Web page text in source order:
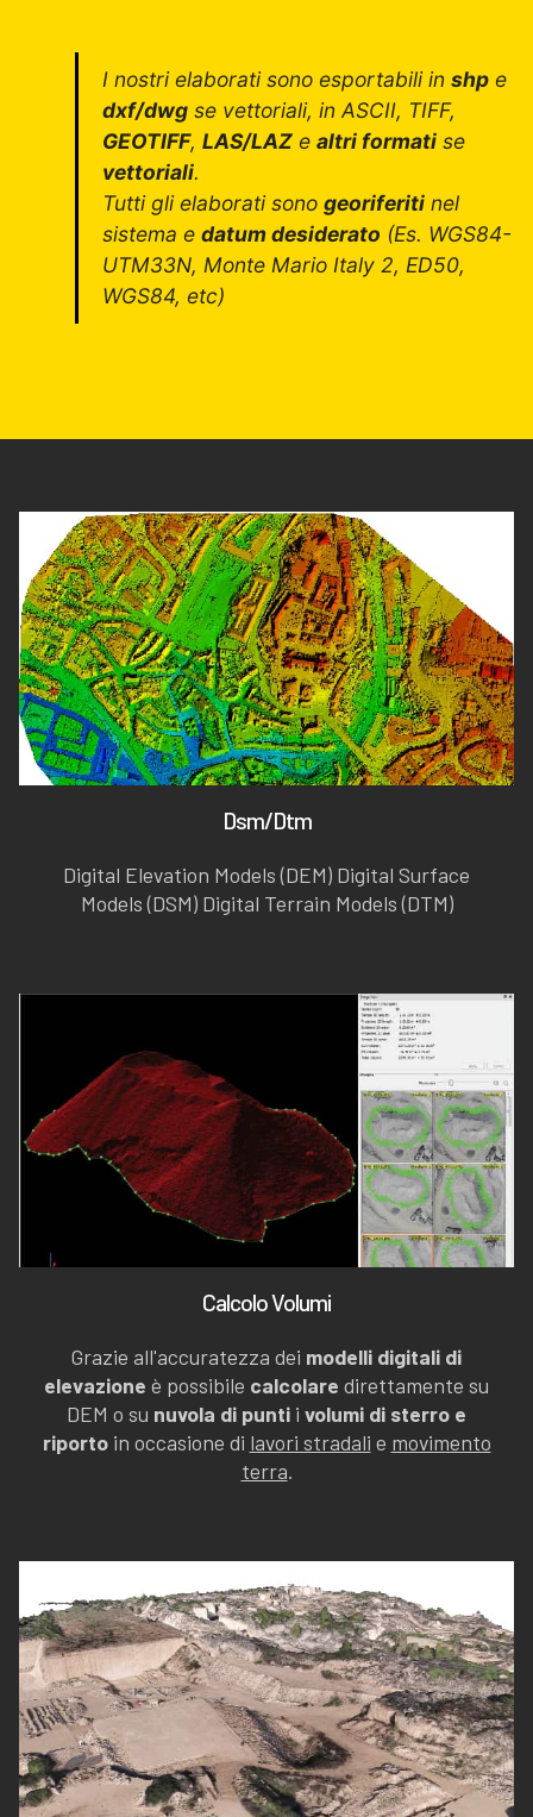
I nostri elaborati sono esportabili in shp e
dxf/dwg se vettoriali, in ASCII, TIFF,
GEOTIFF, LAS/LAZ e altri formati se
vettoriali.
Tutti gli elaborati sono georiferiti nel
sistema e datum desiderato (Es. WGS84-
UTM33N, Monte Mario Italy 2, ED50,
WGS84, etc)
Dsm/Dtm
Digital Elevation Models (DEM) Digital Surface
Models (DSM) Digital Terrain Models (DTM)
Calcolo Volumi
Grazie all'accuratezza dei modelli digitali di
elevazione è possibile calcolare direttamente su
DEM o su nuvola di punti i volumi di sterro e
riportoin occasione di lavori stradali e movimento
terra.